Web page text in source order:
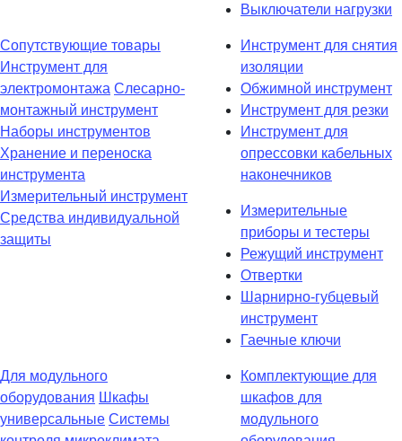
Выключатели нагрузки
Сопутствующие товары
Инструмент для
электромонтажа Слесарно-
монтажный инструмент
Наборы инструментов
Хранение и переноска
инструмента
Измерительный инструмент
Средства индивидуальной
защиты
Инструмент для снятия
изоляции
Обжимной инструмент
Инструмент для резки
Инструмент для
опрессовки кабельных
наконечников
Измерительные
приборы и тестеры
Режущий инструмент
Отвертки
Шарнирно-губцевый
инструмент
Гаечные ключи
Для модульного
оборудования Шкафы
универсальные Системы
Комплектующие для
шкафов для
модульного